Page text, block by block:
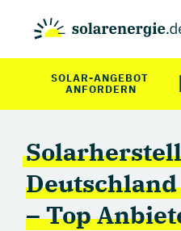
SOLAR-ANGEBOT
ANFORDERN
|
– Top